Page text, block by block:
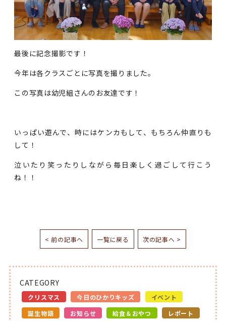
最後に記念撮影です！
今年は各クラスごとに写真を撮りました。
この写真は幼児組さんのお友達です！
いっぱい遊んで、時にはケンカもして、もちろん仲直りも
して！
泣いたり笑ったりしながら毎日楽しく過ごして行こう
ね！！
< 前の記事へ 一覧に戻る 次の記事へ >
CATEGORY
クリスマス 今日のひかりキッズ
イベント
誕生物語
お知らせ 給食＆おやつ レポート